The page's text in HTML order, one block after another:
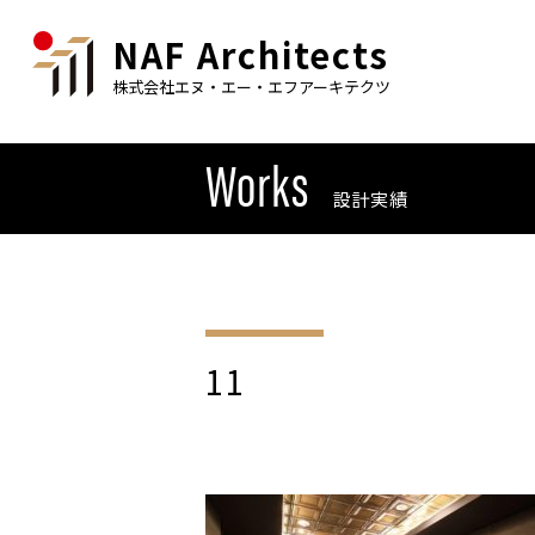
NAF Architects
株式会社エヌ・エー・エフアーキテクツ
Works 設計実績
11